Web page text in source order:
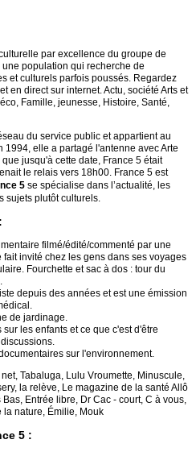
par excellence du groupe de
population qui recherche de
et culturels parfois poussés. Regardez
en direct sur internet. Actu, société Arts et
Famille, jeunesse, Histoire, Santé,
du service public et appartient au
elle a partagé l'antenne avec Arte
jusqu'à cette date, France 5 était
le relais vers 18h00. France 5 est
5 se spécialise dans l’actualité, les
sujets plutôt culturels.
filmé/édité/commenté par une
invité chez les gens dans ses voyages
Fourchette et sac à dos : tour du
depuis des années et est une émission
de jardinage.
les enfants et ce que c'est d'être
sur l'environnement.
Tabaluga, Lulu Vroumette, Minuscule,
la relève, Le magazine de la santé Allô
Entrée libre, Dr Cac - court, C à vous,
la nature, Émilie, Mouk
5 :